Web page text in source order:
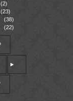
(2)
►
(23)
(38)
(22)